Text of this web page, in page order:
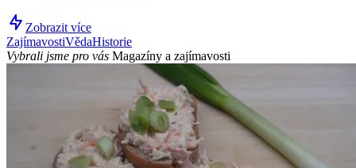
Zobrazit více
ZajímavostiVědaHistorie
Vybrali jsme pro vás Magazíny a zajímavosti